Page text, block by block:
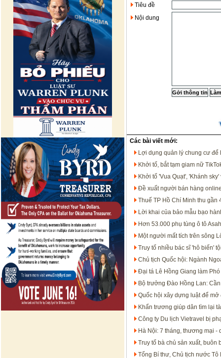
Tiêu đề
Nội dung
Các bài viết mới:
Lợi dụng quản lý chung cư
Khởi tố, bắt tạm giam nữ
Khởi tố 'Vua Quạt', 'Khánh
Đề xuất người bán hàng
Thuế TP Hồ Chí Minh thu gần
Lời khai của bảo mẫu bạo
Hơn 53.000 phụ tùng ô tô
Một người mất tích trên sông
Truy tố nhiều bác sĩ 'hô biến'
Chủ tịch Quốc hội: Ngành
Đại tá Lê Hồng Giang làm
Bộ trưởng Đào Hồng Lan:
Quốc hội xây dựng luật để
Khẩn trương giúp dân tìm lại
Công ty Du lịch Vietravel bị
Hà Nội: 7 tháng, thương mại -
Truy tố bà chủ sản xuất, buôn
Tổng Bí thư, Chủ tịch nước